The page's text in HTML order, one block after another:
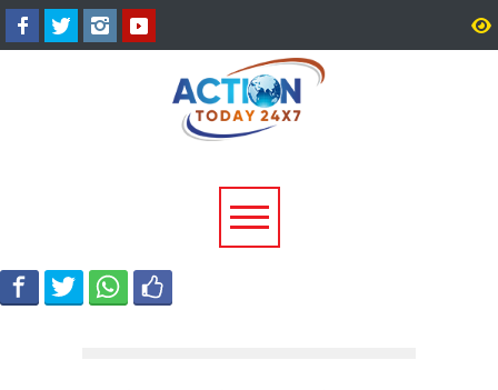
टिहरी में दर्दनाक हादसा: 250 मीटर
गहरी खाई में गिरी बोलेरो, एक ही
परिवार के 5 लोगों की मौत; एक
घायल, एक की तलाश जारी